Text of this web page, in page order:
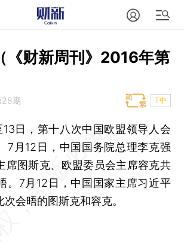
《财新周刊》2016年第
28期 T中
日，第十八次中国欧盟领导人会
7月12日，中国国务院总理李克强
席图斯克、欧盟委员会主席容克共
。7月12日，中国国家主席习近平
会晤的图斯克和容克。